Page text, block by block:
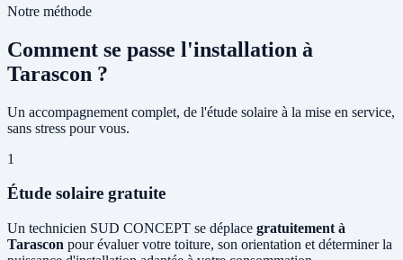
Notre méthode
Comment se passe l'installation à
Tarascon ?
Un accompagnement complet, de l'étude solaire à la mise en service,
sans stress pour vous.
1
Étude solaire gratuite
Un technicien SUD CONCEPT se déplace gratuitement à
Tarascon pour évaluer votre toiture, son orientation et déterminer la